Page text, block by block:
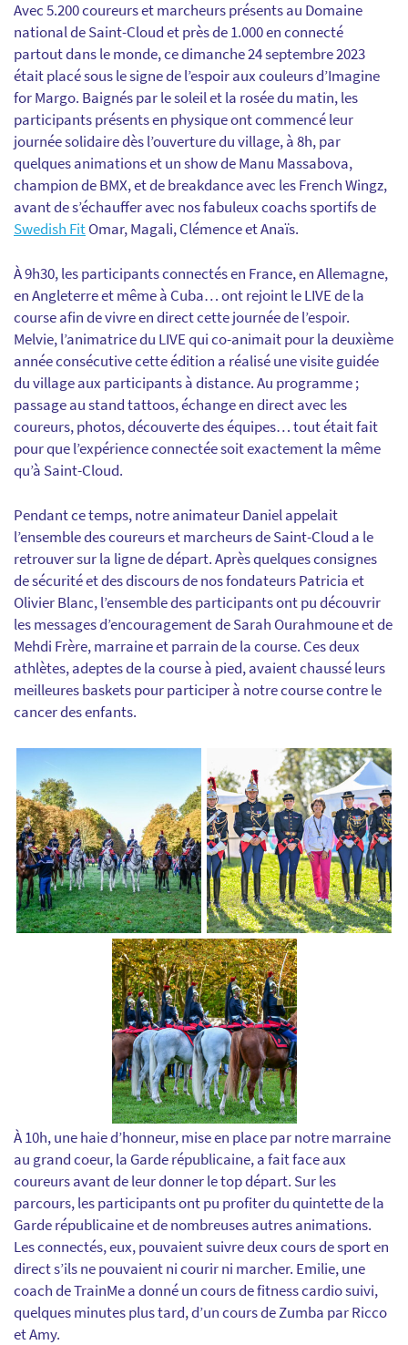
Avec 5.200 coureurs et marcheurs présents au Domaine
national de Saint-Cloud et près de 1.000 en connecté
partout dans le monde, ce dimanche 24 septembre 2023
était placé sous le signe de l’espoir aux couleurs d’Imagine
for Margo. Baignés par le soleil et la rosée du matin, les
participants présents en physique ont commencé leur
journée solidaire dès l’ouverture du village, à 8h, par
quelques animations et un show de Manu Massabova,
champion de BMX, et de breakdance avec les French Wingz,
avant de s’échauffer avec nos fabuleux coachs sportifs de
Swedish FitOmar, Magali, Clémence et Anaïs.
À 9h30, les participants connectés en France, en Allemagne,
en Angleterre et même à Cuba… ont rejoint le LIVE de la
course afin de vivre en direct cette journée de l’espoir.
Melvie, l’animatrice du LIVE qui co-animait pour la deuxième
année consécutive cette édition a réalisé une visite guidée
du village aux participants à distance. Au programme ;
passage au stand tattoos, échange en direct avec les
coureurs, photos, découverte des équipes… tout était fait
pour que l’expérience connectée soit exactement la même
qu’à Saint-Cloud.
Pendant ce temps, notre animateur Daniel appelait
l’ensemble des coureurs et marcheurs de Saint-Cloud a le
retrouver sur la ligne de départ. Après quelques consignes
de sécurité et des discours de nos fondateurs Patricia et
Olivier Blanc, l’ensemble des participants ont pu découvrir
les messages d’encouragement de Sarah Ourahmoune et de
Mehdi Frère, marraine et parrain de la course. Ces deux
athlètes, adeptes de la course à pied, avaient chaussé leurs
meilleures baskets pour participer à notre course contre le
cancer des enfants.
À 10h, une haie d’honneur, mise en place par notre marraine
au grand coeur, la Garde républicaine, a fait face aux
coureurs avant de leur donner le top départ. Sur les
parcours, les participants ont pu profiter du quintette de la
Garde républicaine et de nombreuses autres animations.
Les connectés, eux, pouvaient suivre deux cours de sport en
direct s’ils ne pouvaient ni courir ni marcher. Emilie, une
coach de TrainMe a donné un cours de fitness cardio suivi,
quelques minutes plus tard, d’un cours de Zumba par Ricco
et Amy.